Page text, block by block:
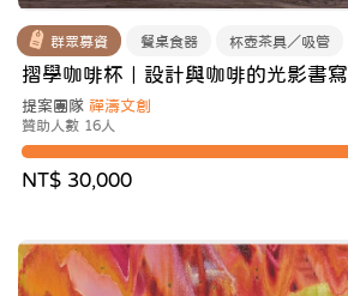
群眾募資 餐桌食器 杯壺茶具／吸管
摺學咖啡杯｜設計與咖啡的光影書寫
提案團隊 禪濤文創
贊助人數 16人
NT$ 30,000